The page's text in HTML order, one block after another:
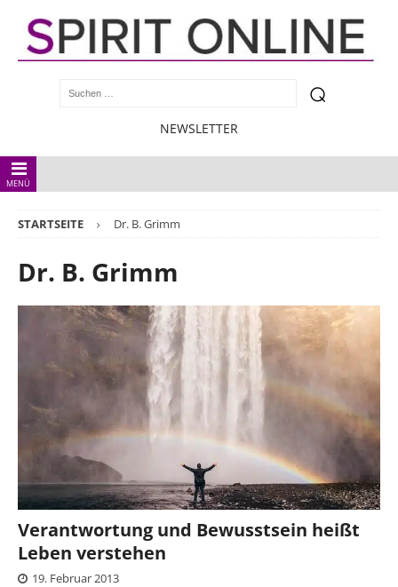
NEWSLETTER
MENÜ
STARTSEITE Dr. B. Grimm
Dr. B. Grimm
Verantwortung und Bewusstsein heißt
Leben verstehen
19. Februar 2013